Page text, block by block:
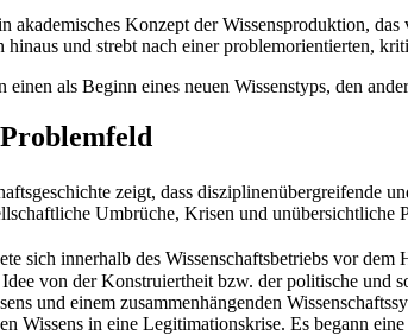
akademisches Konzept der Wissens­produktion,
hinaus und strebt nach einer problemorientierten,
einen als Beginn eines neuen Wissenstyps, den
zeigt, dass disziplinen­übergreifende
Umbrüche, Krisen und unübersichtliche
sich innerhalb des Wissenschafts­betriebs vor
von der Konstruiertheit bzw. der politische
und einem zusammen­hängenden
Wissens in eine Legitimations­krise. Es begann